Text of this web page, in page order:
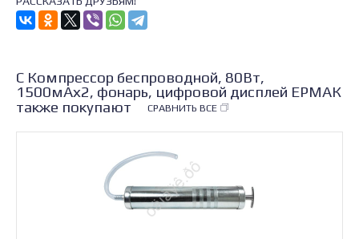
С Компрессор беспроводной, 80Вт,
1500мАх2, фонарь, цифровой дисплей ЕРМАК
также покупают
СРАВНИТЬ ВСЕ